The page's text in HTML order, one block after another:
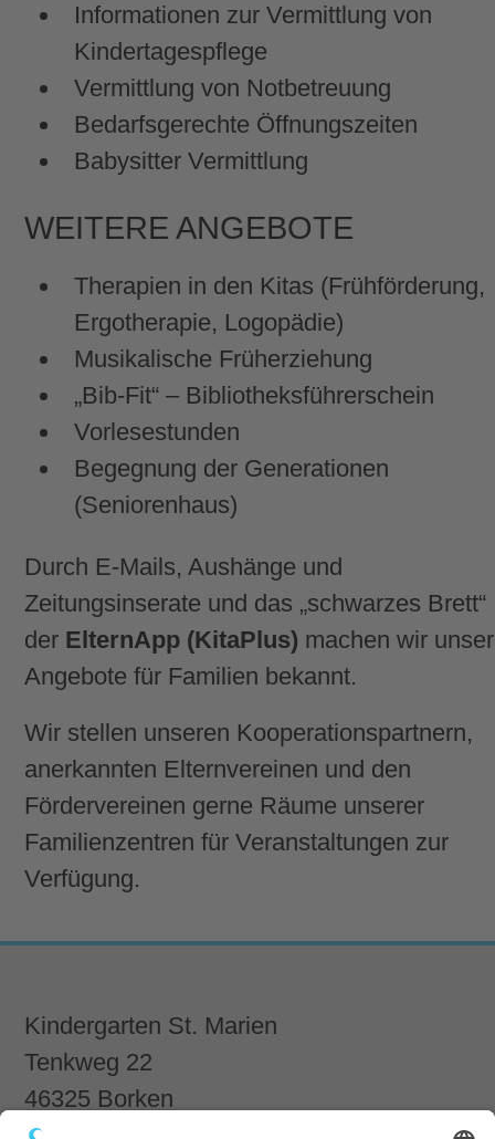
Informationen zur Vermittlung von
Kindertagespflege
Vermittlung von Notbetreuung
Bedarfsgerechte Öffnungszeiten
Babysitter Vermittlung
WEITERE ANGEBOTE
Therapien in den Kitas (Frühförderung,
Ergotherapie, Logopädie)
Musikalische Früherziehung
„Bib-Fit“ – Bibliotheksführerschein
Vorlesestunden
Begegnung der Generationen
(Seniorenhaus)
Durch E-Mails, Aushänge und
Zeitungsinserate und das „schwarzes Brett“
der ElternApp (KitaPlus) machen wir
Angebote für Familien bekannt.
Wir stellen unseren Kooperationspartnern,
anerkannten Elternvereinen und den
Fördervereinen gerne Räume unserer
Familienzentren für Veranstaltungen zur
Verfügung.
Kindergarten St. Marien
Tenkweg 22
46325 Borken